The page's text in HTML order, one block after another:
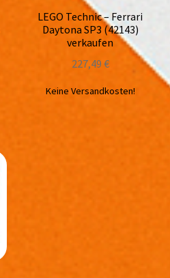
LEGO Technic – Ferrari
Daytona SP3 (42143)
verkaufen
227,49 €
Keine Versandkosten!